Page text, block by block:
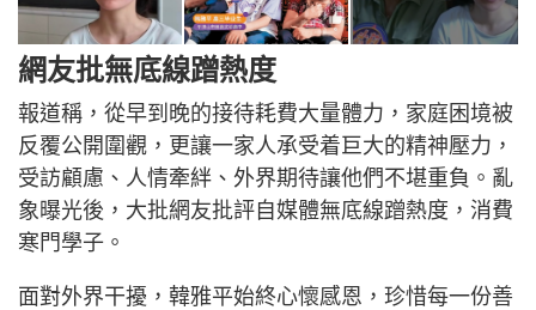
網友批無底線蹭熱度
報道稱，從早到晚的接待耗費大量體力，家庭困境被
反覆公開圍觀，更讓一家人承受着巨大的精神壓力，
受訪顧慮、人情牽絆、外界期待讓他們不堪重負。亂
象曝光後，大批網友批評自媒體無底線蹭熱度，消費
寒門學子。
面對外界干擾，韓雅平始終心懷感恩，珍惜每一份善